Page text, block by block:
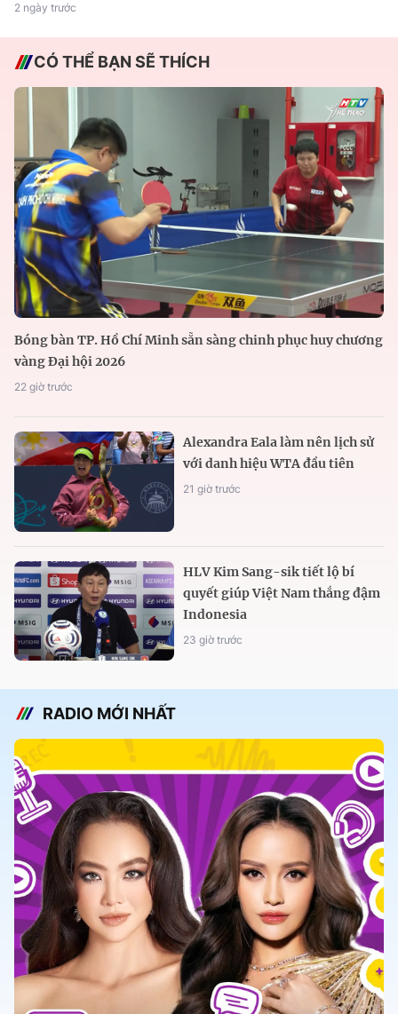
2 ngày trước
CÓ THỂ BẠN SẼ THÍCH
Bóng bàn TP. Hồ Chí Minh sẵn sàng chinh phục huy chương
vàng Đại hội 2026
22 giờ trước
Alexandra Eala làm nên lịch sử
với danh hiệu WTA đầu tiên
21 giờ trước
HLV Kim Sang-sik tiết lộ bí
quyết giúp Việt Nam thắng đậm
Indonesia
23 giờ trước
RADIO MỚI NHẤT